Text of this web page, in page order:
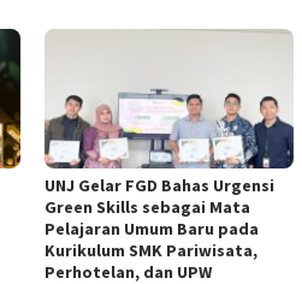
UNJ Gelar FGD Bahas Urgensi
Green Skills sebagai Mata
Pelajaran Umum Baru pada
Kurikulum SMK Pariwisata,
Perhotelan, dan UPW